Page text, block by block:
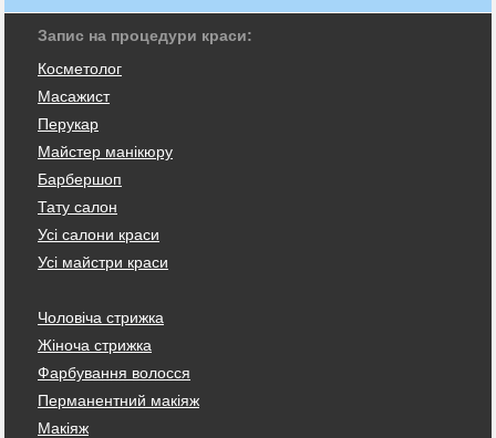
Запис на процедури краси:
Косметолог
Масажист
Перукар
Майстер манікюру
Барбершоп
Тату салон
Усі салони краси
Усі майстри краси
Чоловіча стрижка
Жіноча стрижка
Фарбування волосся
Перманентний макіяж
Макіяж